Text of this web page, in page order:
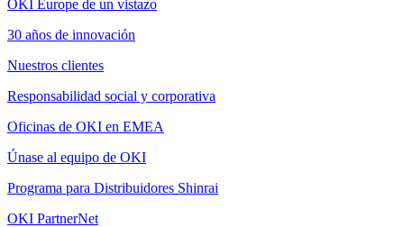
OKI Europe de un vistazo
30 años de innovación
Nuestros clientes
Responsabilidad social y corporativa
Oficinas de OKI en EMEA
Únase al equipo de OKI
Programa para Distribuidores Shinrai
OKI PartnerNet